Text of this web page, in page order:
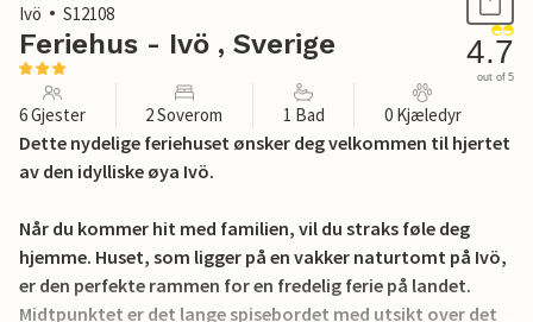
Ivö
S12108
Feriehus - Ivö , Sverige 4.7
out of 5
6 Gjester 2 Soverom 1 Bad 0 Kjæledyr
Dette nydelige feriehuset ønsker deg velkommen til hjertet
av den idylliske øya Ivö.
Når du kommer hit med familien, vil du straks føle deg
hjemme. Huset, som ligger på en vakker naturtomt på Ivö,
er den perfekte rammen for en fredelig ferie på landet.
Midtpunktet er det lange spisebordet med utsikt over det